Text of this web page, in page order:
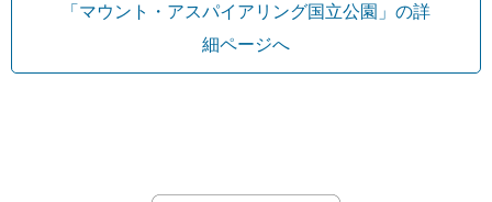
「マウント・アスパイアリング国立公園」の詳
細ページへ